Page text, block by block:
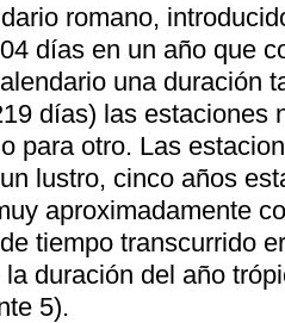
romano,
días en un año que
una duración
días) las estaciones
para otro. Las
lustro, cinco años
aproximadamente
tiempo transcurrido
duración del año
5).